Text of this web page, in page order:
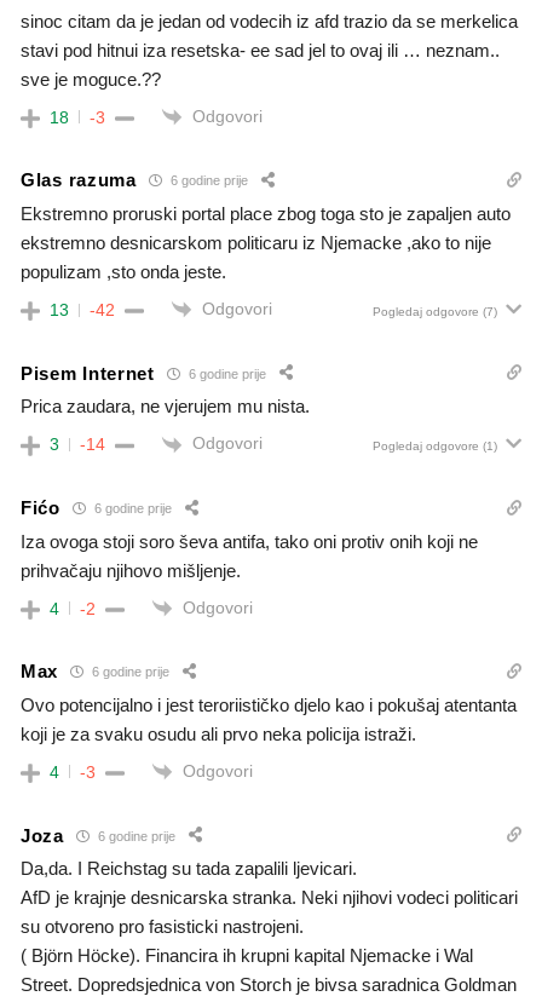
sinoc citam da je jedan od vodecih iz afd trazio da se merkelica
stavi pod hitnui iza resetska- ee sad jel to ovaj ili … neznam..
sve je moguce.??
18 -3 Odgovori
Glas razuma 6 godine prije
Ekstremno proruski portal place zbog toga sto je zapaljen auto
ekstremno desnicarskom politicaru iz Njemacke ,ako to nije
populizam ,sto onda jeste.
13 -42 Odgovori Pogledaj odgovore (7)
Pisem Internet 6 godine prije
Prica zaudara, ne vjerujem mu nista.
3 -14 Odgovori Pogledaj odgovore (1)
Fićo 6 godine prije
Iza ovoga stoji soro ševa antifa, tako oni protiv onih koji ne
prihvačaju njihovo mišljenje.
4 -2 Odgovori
Max 6 godine prije
Ovo potencijalno i jest teroriističko djelo kao i pokušaj atentanta
koji je za svaku osudu ali prvo neka policija istraži.
4 -3 Odgovori
Joza 6 godine prije
Da,da. I Reichstag su tada zapalili ljevicari.
AfD je krajnje desnicarska stranka. Neki njihovi vodeci politicari
su otvoreno pro fasisticki nastrojeni.
( Björn Höcke). Financira ih krupni kapital Njemacke i Wal
Street. Dopredsjednica von Storch je bivsa saradnica Goldman